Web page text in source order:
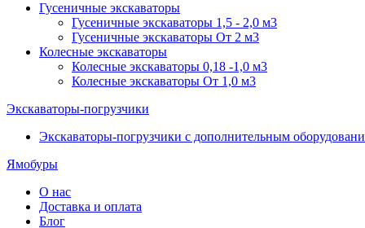
Гусеничные экскаваторы
Гусеничные экскаваторы 1,5 - 2,0 м3
Гусеничные экскаваторы От 2 м3
Колесные экскаваторы
Колесные экскаваторы 0,18 -1,0 м3
Колесные экскаваторы От 1,0 м3
Экскаваторы-погрузчики
Экскаваторы-погрузчики с дополнительным
Ямобуры
О нас
Доставка и оплата
Блог